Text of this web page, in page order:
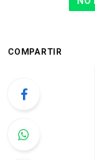
COMPARTIR